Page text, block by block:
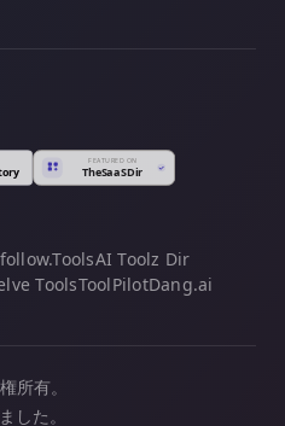
AI Toolz Dir
ToolsToolPilotDang.ai
所有。
した。